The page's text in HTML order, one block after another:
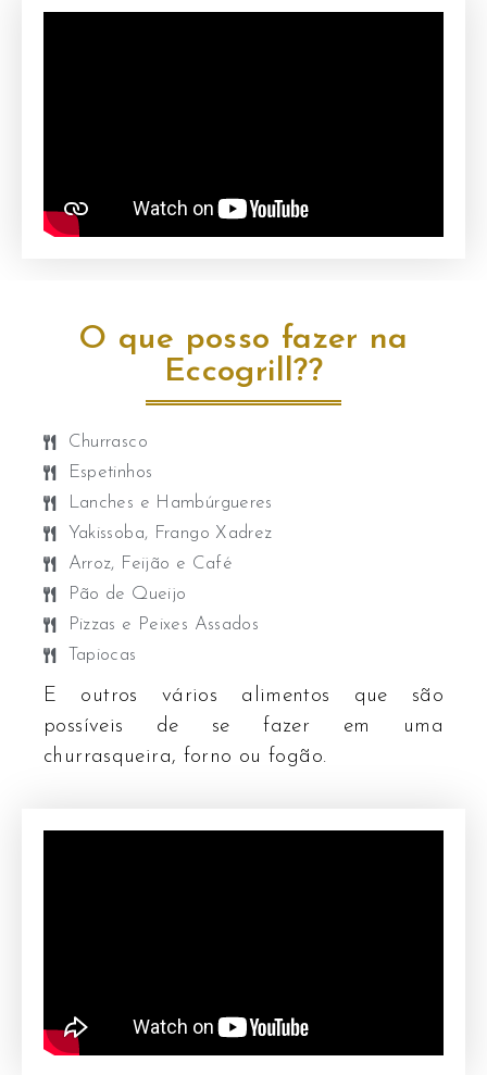
O que posso fazer na
Eccogrill??
Churrasco
Espetinhos
Lanches e Hambúrgueres
Yakissoba, Frango Xadrez ​
Arroz, Feijão e Café
Pão de Queijo
Pizzas e Peixes Assados
Tapiocas
E outros vários alimentos que são
possíveis de se fazer em uma
churrasqueira, forno ou fogão.